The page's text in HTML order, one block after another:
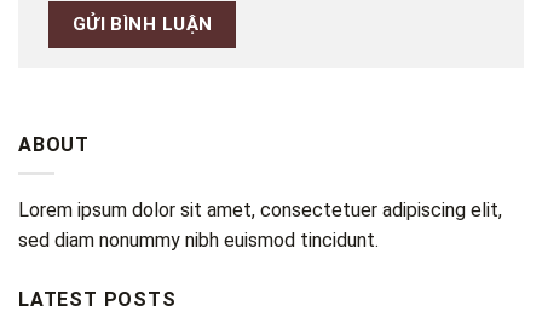
ABOUT
Lorem ipsum dolor sit amet, consectetuer adipiscing elit,
sed diam nonummy nibh euismod tincidunt.
LATEST POSTS